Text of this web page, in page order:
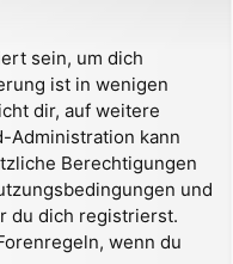
sein, um dich
ist in wenigen
dir, auf weitere
Administration kann
Berechtigungen
und
du dich registrierst.
wenn du